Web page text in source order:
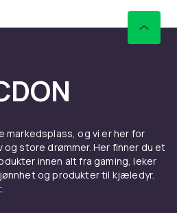
markedsplass, og vi er her for
store drømmer. Her finner du et
innen alt fra gaming, leker
og produkter til kjæledyr.